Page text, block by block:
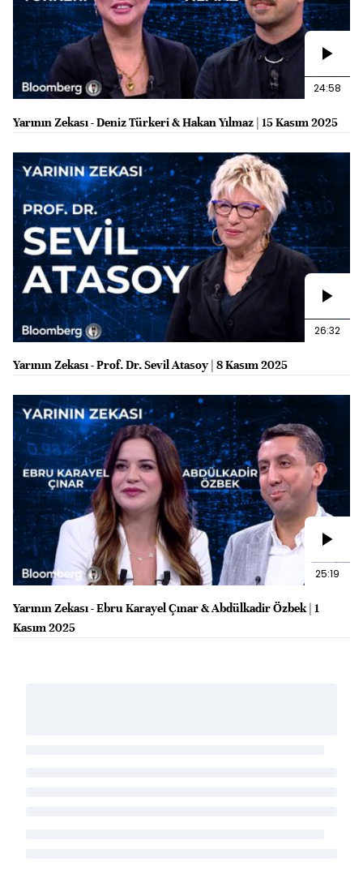
24:58
Yarının Zekası - Deniz Türkeri & Hakan Yılmaz | 15 Kasım 2025
26:32
Yarının Zekası - Prof. Dr. Sevil Atasoy | 8 Kasım 2025
25:19
Yarının Zekası - Ebru Karayel Çınar & Abdülkadir Özbek | 1
Kasım 2025